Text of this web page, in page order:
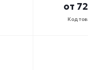
от
Код